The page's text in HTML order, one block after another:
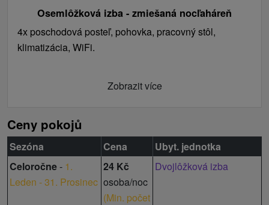
Osemlôžková izba - zmiešaná nocľaháreň
4x poschodová posteľ, pohovka, pracovný stôl,
klimatizácia, WiFi.
Zobrazit více
Ceny pokojů
Sezóna Cena
Ubyt. jednotka
Celoročne- 1.
Leden - 31. Prosinec
24 Kč
osoba/noc
(Min. počet
Dvojlôžková izba